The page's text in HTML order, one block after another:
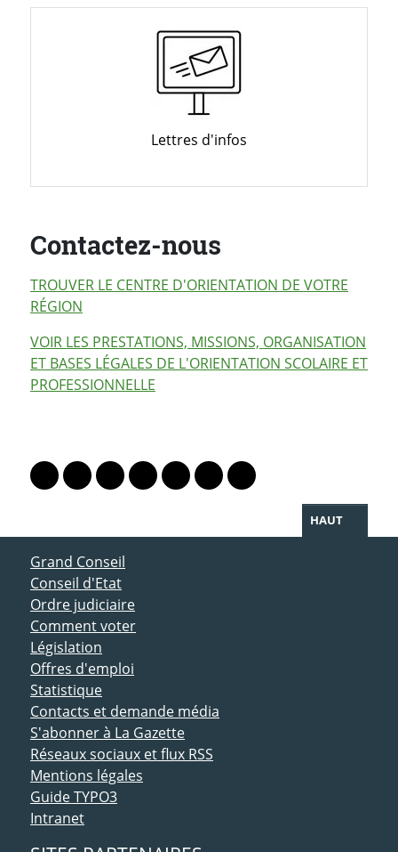
Lettres d'infos
Contactez-nous
TROUVER LE CENTRE D'ORIENTATION DE VOTRE
RÉGION
VOIR LES PRESTATIONS, MISSIONS, ORGANISATION
ET BASES LÉGALES DE L'ORIENTATION SCOLAIRE ET
PROFESSIONNELLE
Lien vers le profil Mastodon
Lien vers le profil Bluesky
Lien vers le profil Instagram
Lien vers le profil Linkedin
Lien vers le profil Facebook
Lien vers le profil Twitter
Partager par WhatsApp
HAUT
ACCÈS DIRECT
Grand Conseil
Conseil d'Etat
Ordre judiciaire
Comment voter
Législation
Offres d'emploi
Statistique
Contacts et demande média
S'abonner à La Gazette
Réseaux sociaux et flux RSS
Mentions légales
Guide TYPO3
Intranet